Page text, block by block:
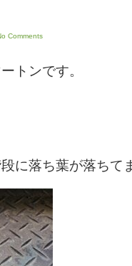
Comments
トンです。
に落ち葉が落ちて